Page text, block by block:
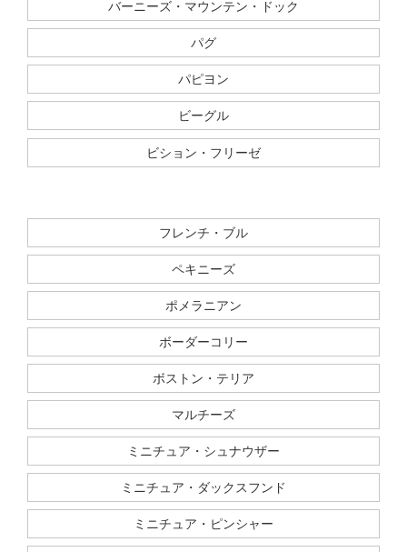
バーニーズ・マウンテン・ドック
パグ
パピヨン
ビーグル
ビション・フリーゼ
フレンチ・ブル
ペキニーズ
ポメラニアン
ボーダーコリー
ボストン・テリア
マルチーズ
ミニチュア・シュナウザー
ミニチュア・ダックスフンド
ミニチュア・ピンシャー